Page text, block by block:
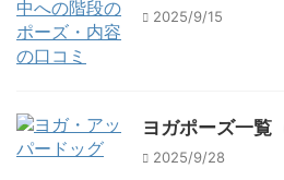
2025/9/15
ヨガポーズ一覧
2025/9/28